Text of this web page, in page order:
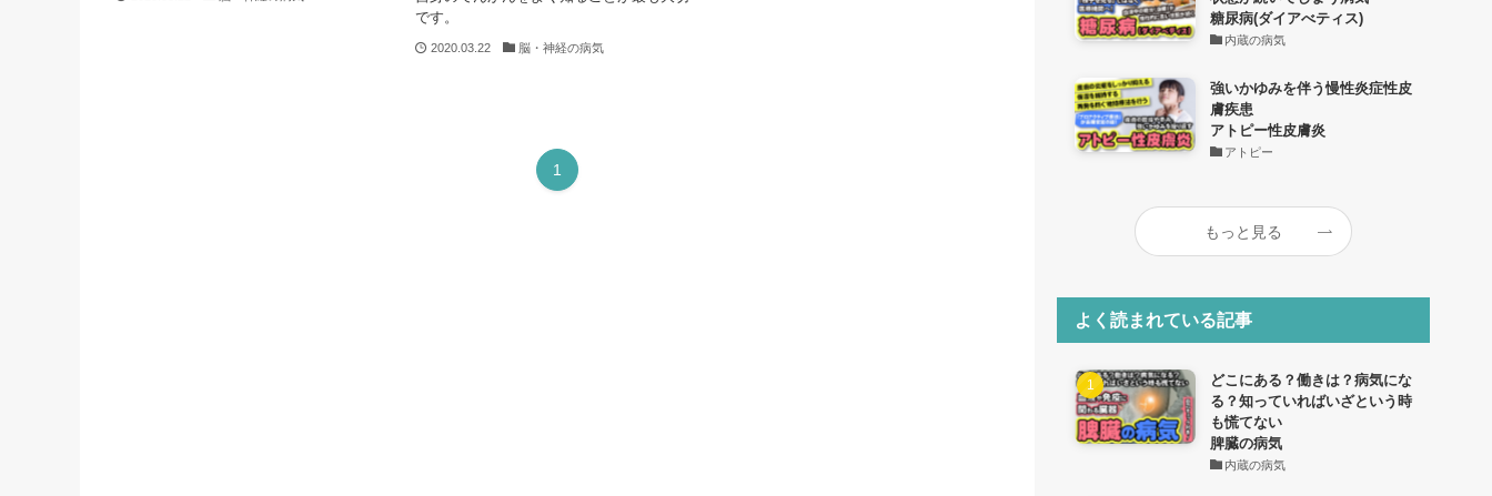
です。
2020.03.22 脳・神経の病気
1
糖尿病(ダイアべティス)
内蔵の病気
強いかゆみを伴う慢性炎症性皮
膚疾患
アトピー性皮膚炎
アトピー
もっと見る
よく読まれている記事
どこにある？働きは？病気にな
る？知っていればいざという時
も慌てない
脾臓の病気
内蔵の病気